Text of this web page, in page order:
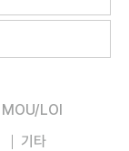
MOU/LOI
기타